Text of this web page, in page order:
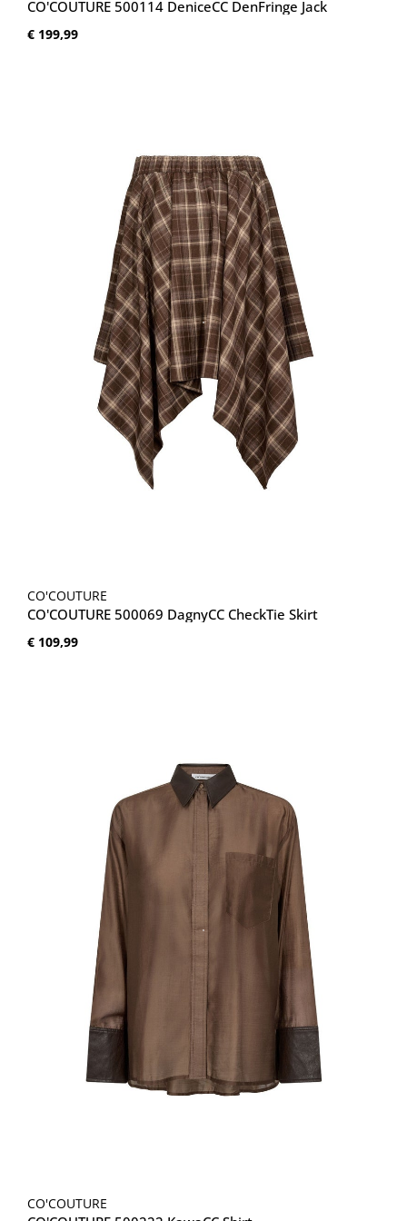
CO'COUTURE 500114 DeniceCC DenFringe Jack
Normale prijs:
€ 199,99
CO'COUTURE
CO'COUTURE 500069 DagnyCC CheckTie Skirt
Normale prijs:
€ 109,99
CO'COUTURE